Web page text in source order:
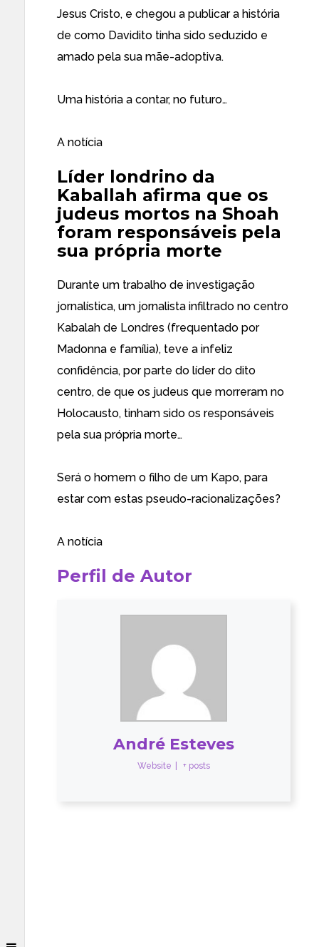
Jesus Cristo, e chegou a publicar a história
de como Davidito tinha sido seduzido e
amado pela sua mãe-adoptiva.
Uma história a contar, no futuro…
A notícia
Líder londrino da
Kaballah afirma que os
judeus mortos na Shoah
foram responsáveis pela
sua própria morte
Durante um trabalho de investigação
jornalística, um jornalista infiltrado no centro
Kabalah de Londres (frequentado por
Madonna e família), teve a infeliz
confidência, por parte do líder do dito
centro, de que os judeus que morreram no
Holocausto, tinham sido os responsáveis
pela sua própria morte…
Será o homem o filho de um Kapo, para
estar com estas pseudo-racionalizações?
A notícia
Perfil de Autor
André Esteves
Website + posts